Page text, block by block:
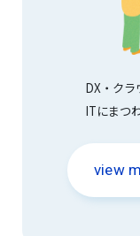
DX・クラ
ITにまつ
view